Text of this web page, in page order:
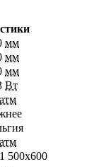
мм
мм
мм
Вт
атм
атм
500х600